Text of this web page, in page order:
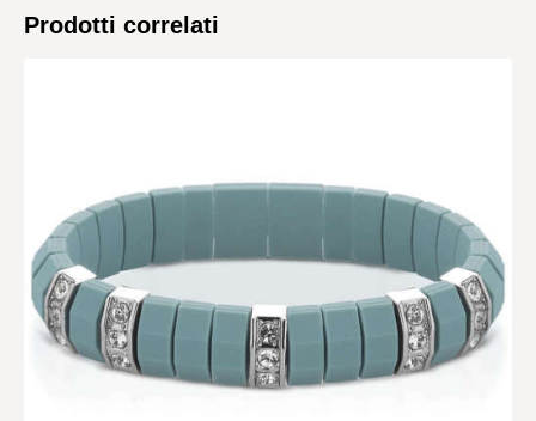
Prodotti correlati